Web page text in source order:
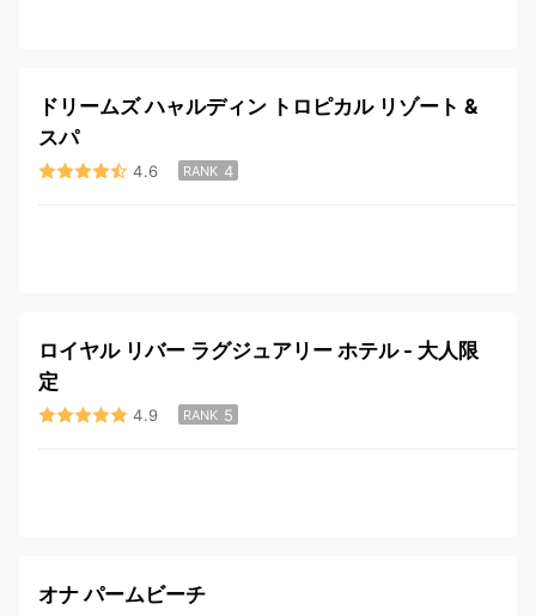
ドリームズ ハャルディン トロピカル リゾート &
スパ
4.6 RANK 4
ロイヤル リバー ラグジュアリー ホテル - 大人限
定
4.9 RANK 5
オナ パームビーチ